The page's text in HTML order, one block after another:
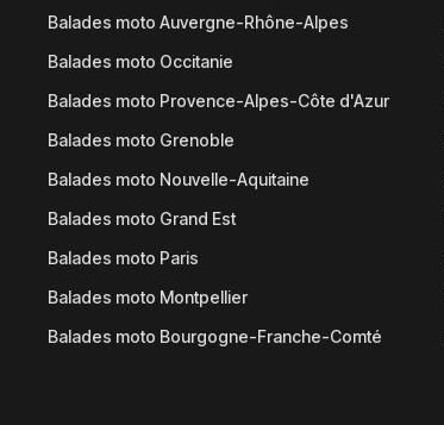
Balades moto Auvergne-Rhône-Alpes
Balades moto Occitanie
Balades moto Provence-Alpes-Côte d'Azur
Balades moto Grenoble
Balades moto Nouvelle-Aquitaine
Balades moto Grand Est
Balades moto Paris
Balades moto Montpellier
Balades moto Bourgogne-Franche-Comté